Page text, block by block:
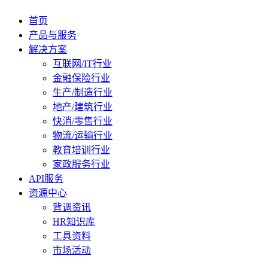
首页
产品与服务
解决方案
互联网/IT行业
金融保险行业
生产/制造行业
地产/建筑行业
快消/零售行业
物流/运输行业
教育培训行业
家政服务行业
API服务
资源中心
背调资讯
HR知识库
工具资料
市场活动